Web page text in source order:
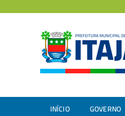
INÍCIO GOVERNO